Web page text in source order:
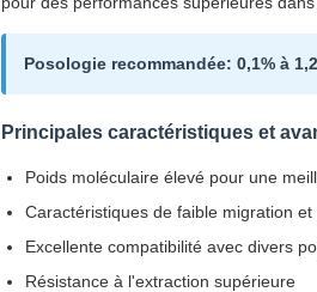
Posologie recommandée: 0,1% à
Principales caractéristiques et
Poids moléculaire élevé pour une
Caractéristiques de faible migration et
Excellente compatibilité avec divers
Résistance à l'extraction supérieure